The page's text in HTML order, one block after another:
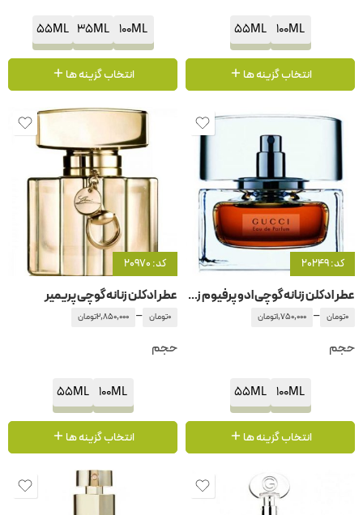
100ML
55ML
انتخاب گزینه ها
100ML
35ML
55ML
انتخاب گزینه ها
کد: 20249
عطر ادکلن زنانه گوچی ادو پرفیوم زنانه
0تومان –
1,750,000تومان
حجم
100ML
55ML
انتخاب گزینه ها
کد: 20970
عطر ادکلن زنانه گوچی پریمیر
0تومان –
2,850,000تومان
حجم
100ML
55ML
انتخاب گزینه ها